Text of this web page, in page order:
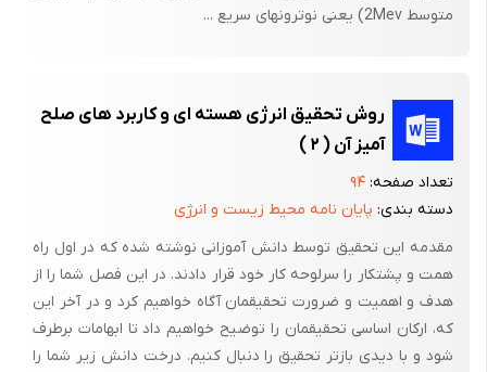
است .
تکنولوژی: فناوری –علم صنایع و حرفه ها –به کار بردن ،ترکیب کردن
امور، استعمال کردن
چکیده:
تحقیق و پژوهش را باید پایه توسعه و تعالی دانست که یکی از مهم
ترین و حیاتی ترین برنامه های جوامع و سازمان ها برای با لندگی و
شکو فایی است .
متوسط 2Mev) یعنی نوترونهای سریع ...
روش تحقیق انرژی هسته ای و کاربرد های صلح
آمیز آن ( ۲ )
تعداد صفحه: ۹۴
دسته بندی: پایان نامه محیط زیست و انرژی
مقدمه این تحقیق توسط­ دانش آموزانی نوشته شده که در اول راه
همت و پشتکار را سرلوحه کار خود قرار دادند. در این فصل شما را از
هدف و اهمیت و ضرورت تحقیقمان آگاه خواهیم کرد و در آخر این
که، ارکان اساسی تحقیقمان را توضیح خواهیم داد تا ابهامات برطرف
شود و با دیدی بازتر تحقیق را دنبال کنیم. درخت دانش زیر شما را